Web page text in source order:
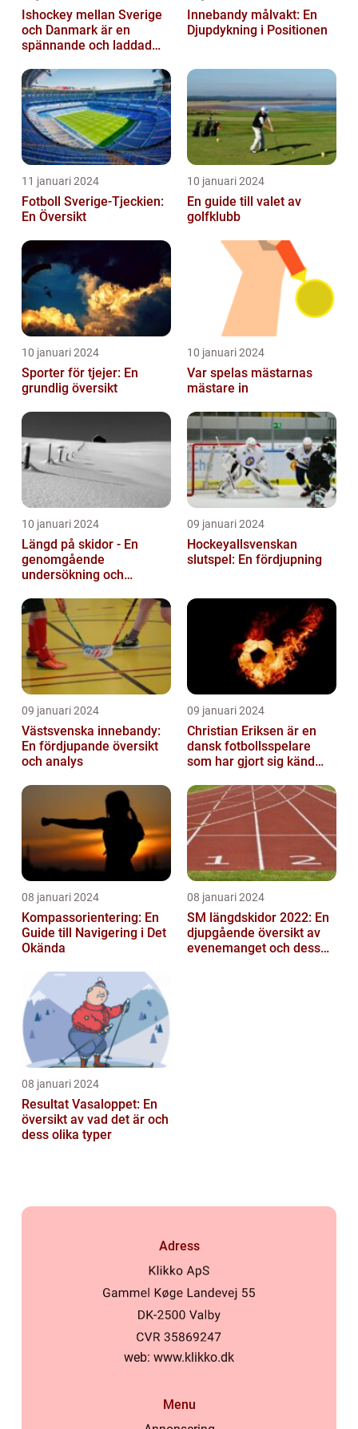
Ishockey mellan Sverige
och Danmark är en
spännande och laddad
historia
Innebandy målvakt: En
Djupdykning i Positionen
11 januari 2024
Fotboll Sverige-Tjeckien:
En Översikt
10 januari 2024
En guide till valet av
golfklubb
10 januari 2024
Sporter för tjejer: En
grundlig översikt
10 januari 2024
Var spelas mästarnas
mästare in
10 januari 2024
Längd på skidor - En
genomgående
undersökning och
09 januari 2024
Hockeyallsvenskan
slutspel: En fördjupning
09 januari 2024
Västsvenska innebandy:
En fördjupande översikt
och analys
09 januari 2024
Christian Eriksen är en
dansk fotbollsspelare
som har gjort sig känd
mittfältarna...
08 januari 2024
Kompassorientering: En
Guide till Navigering i Det
Okända
08 januari 2024
SM längdskidor 2022: En
djupgående översikt av
evenemanget och dess
08 januari 2024
Resultat Vasaloppet: En
översikt av vad det är och
dess olika typer
Adress
web: www.klikko.dk
Menu